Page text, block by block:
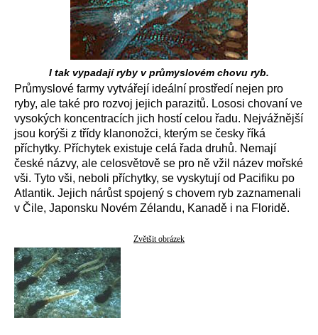
I tak vypadají ryby v průmyslovém chovu ryb.
Průmyslové farmy vytvářejí ideální prostředí nejen pro
ryby, ale také pro rozvoj jejich parazitů. Lososi chovaní ve
vysokých koncentracích jich hostí celou řadu. Nejvážnější
jsou korýši z třídy klanonožci, kterým se česky říká
příchytky. Příchytek existuje celá řada druhů. Nemají
české názvy, ale celosvětově se pro ně vžil název mořské
vši. Tyto vši, neboli příchytky, se vyskytují od Pacifiku po
Atlantik. Jejich nárůst spojený s chovem ryb zaznamenali
v Čile, Japonsku Novém Zélandu, Kanadě i na Floridě.
Zvětšit obrázek